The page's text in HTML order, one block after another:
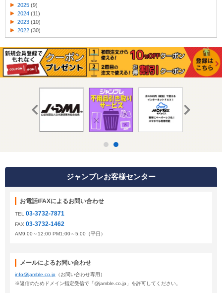
2025 (9)
2024 (11)
2023 (10)
2022 (30)
ジャンブレお客様センター
お電話/FAXによるお問い合わせ
TEL 03-3732-7871
FAX 03-3732-1462
AM9:00～12:00 PM1:00～5:00（平日）
メールによるお問い合わせ
info@jamble.co.jp （お問い合わせ専用）
※返信のためドメイン指定受信で「@jamble.co.jp」を許可してください。